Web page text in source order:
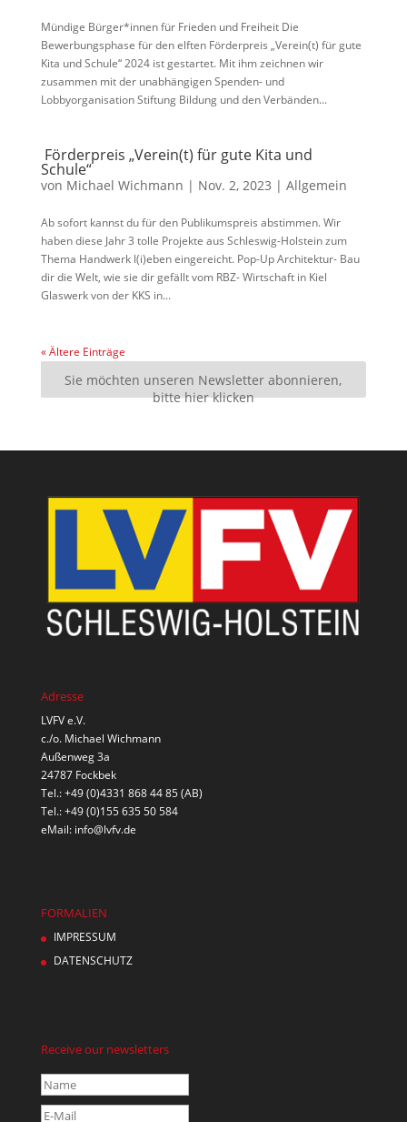
Mündige Bürger*innen für Frieden und Freiheit Die
Bewerbungsphase für den elften Förderpreis „Verein(t) für gute
Kita und Schule“ 2024 ist gestartet. Mit ihm zeichnen wir
zusammen mit der unabhängigen Spenden- und
Lobbyorganisation Stiftung Bildung und den Verbänden...
Förderpreis „Verein(t) für gute Kita und
Schule“
von Michael Wichmann | Nov. 2, 2023 | Allgemein
Ab sofort kannst du für den Publikumspreis abstimmen. Wir
haben diese Jahr 3 tolle Projekte aus Schleswig-Holstein zum
Thema Handwerk l(i)eben eingereicht. Pop-Up Architektur- Bau
dir die Welt, wie sie dir gefällt vom RBZ- Wirtschaft in Kiel
Glaswerk von der KKS in...
« Ältere Einträge
Sie möchten unseren Newsletter abonnieren,
bitte hier klicken
Adresse
LVFV e.V.
c./o. Michael Wichmann
Außenweg 3a
24787 Fockbek
Tel.: +49 (0)4331 868 44 85 (AB)
Tel.: +49 (0)155 635 50 584
eMail: info@lvfv.de
FORMALIEN
IMPRESSUM
DATENSCHUTZ
Receive our newsletters